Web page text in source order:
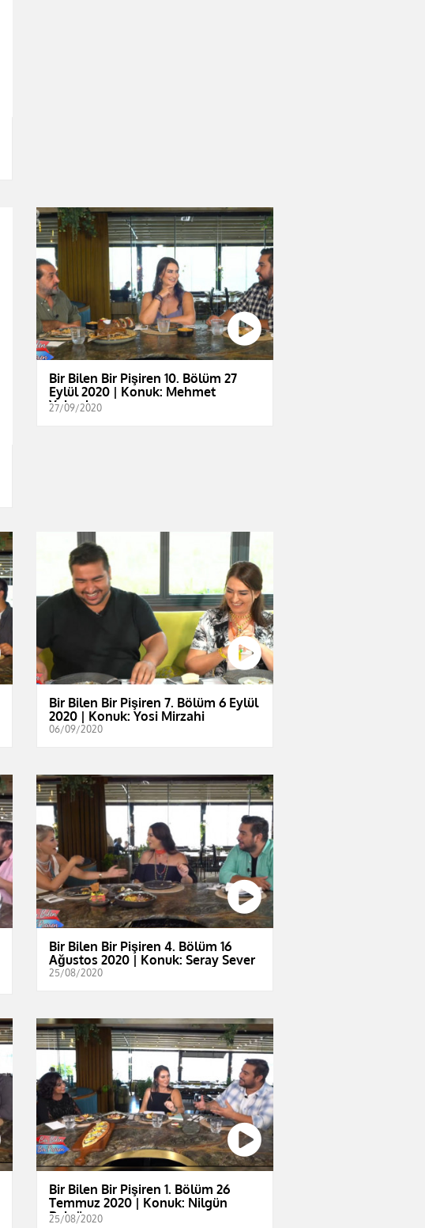
Bir Bilen Bir Pişiren 10. Bölüm 27
Eylül 2020 | Konuk: Mehmet
Yalçınkaya
27/09/2020
Bir Bilen Bir Pişiren 7. Bölüm 6 Eylül
2020 | Konuk: Yosi Mirzahi
06/09/2020
Bir Bilen Bir Pişiren 4. Bölüm 16
Ağustos 2020 | Konuk: Seray Sever
25/08/2020
Bir Bilen Bir Pişiren 1. Bölüm 26
Temmuz 2020 | Konuk: Nilgün
Belgün
25/08/2020